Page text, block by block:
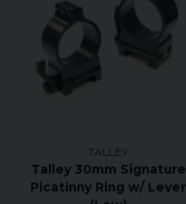
TALLEY
Talley 30mm Signature
Picatinny Ring w/ Lever